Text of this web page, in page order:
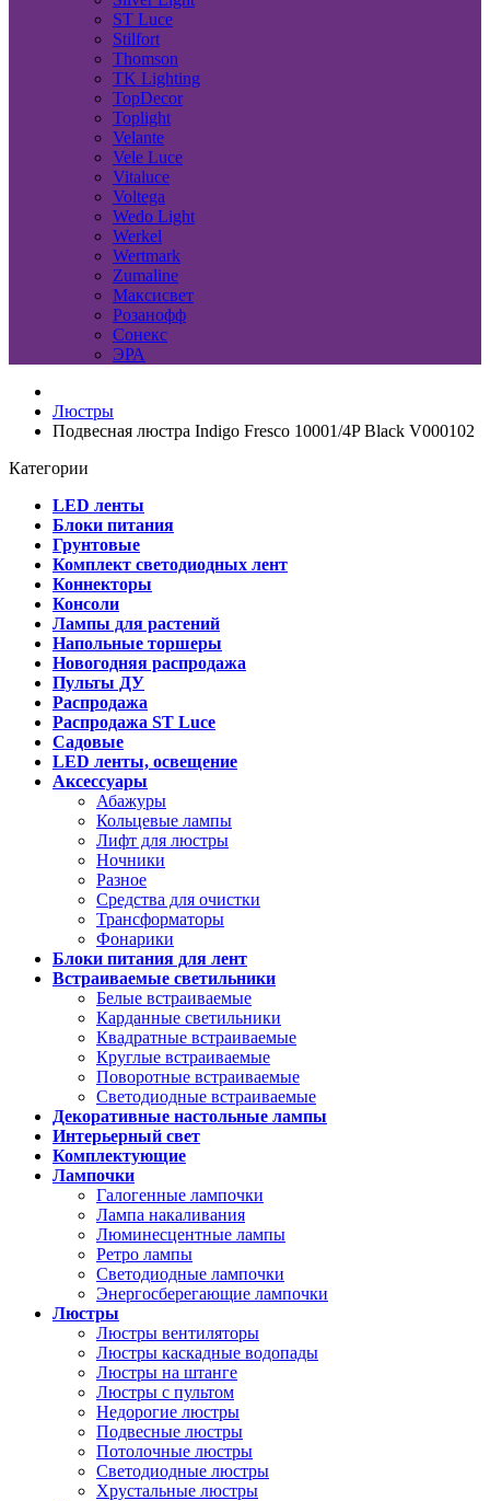
ST Luce
Stilfort
Thomson
TK Lighting
TopDecor
Toplight
Velante
Vele Luce
Vitaluce
Voltega
Wedo Light
Werkel
Wertmark
Zumaline
Максисвет
Розанофф
Сонекс
ЭРА
Люстры
Подвесная люстра Indigo Fresco 10001/4P Black V000102
Категории
LED ленты
Блоки питания
Грунтовые
Комплект светодиодных лент
Коннекторы
Консоли
Лампы для растений
Напольные торшеры
Новогодняя распродажа
Пульты ДУ
Распродажа
Распродажа ST Luce
Садовые
LED ленты, освещение
Аксессуары
Абажуры
Кольцевые лампы
Лифт для люстры
Ночники
Разное
Средства для очистки
Трансформаторы
Фонарики
Блоки питания для лент
Встраиваемые светильники
Белые встраиваемые
Карданные светильники
Квадратные встраиваемые
Круглые встраиваемые
Поворотные встраиваемые
Светодиодные встраиваемые
Декоративные настольные лампы
Интерьерный свет
Комплектующие
Лампочки
Галогенные лампочки
Лампа накаливания
Люминесцентные лампы
Ретро лампы
Светодиодные лампочки
Энергосберегающие лампочки
Люстры
Люстры вентиляторы
Люстры каскадные водопады
Люстры на штанге
Люстры с пультом
Недорогие люстры
Подвесные люстры
Потолочные люстры
Светодиодные люстры
Хрустальные люстры